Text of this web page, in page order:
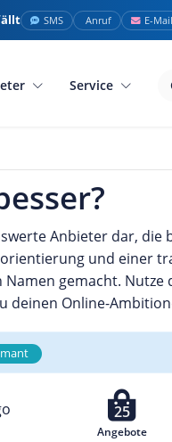
SMS Anruf E-Mail
Service
Anbieter dar, die
und einer
gemacht. Nutze
deinen Online-
25
Angebote